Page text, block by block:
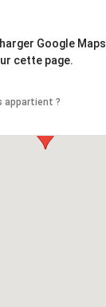
Google Maps
cette page.
appartient ?